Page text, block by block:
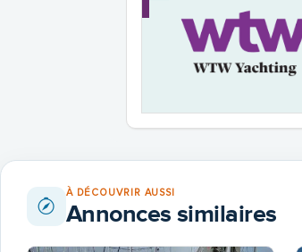
À DÉCOUVRIR AUSSI
Annonces similaires